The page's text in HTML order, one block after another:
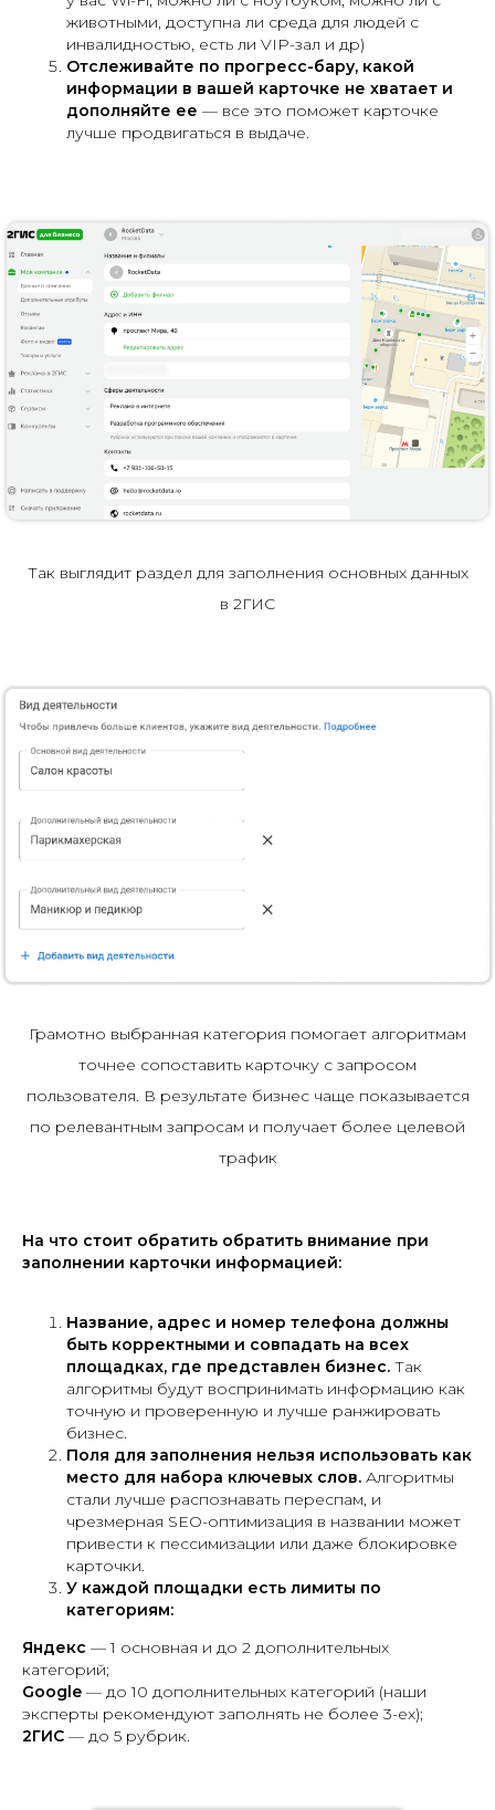
животными, доступна ли среда для людей с
инвалидностью, есть ли VIP-зал и др)
Отслеживайте по прогресс-бару, какой
информации в вашей карточке не хватает и
дополняйте ее — все это поможет карточке
лучше продвигаться в выдаче.
Так выглядит раздел для заполнения основных данных
в 2ГИС
Грамотно выбранная категория помогает алгоритмам
точнее сопоставить карточку с запросом
пользователя. В результате бизнес чаще показывается
по релевантным запросам и получает более целевой
трафик
На что стоит обратить обратить внимание при
заполнении карточки информацией:
Название, адрес и номер телефона должны
быть корректными и совпадать на всех
площадках, где представлен бизнес. Так
алгоритмы будут воспринимать информацию как
точную и проверенную и лучше ранжировать
бизнес.
Поля для заполнения нельзя использовать как
место для набора ключевых слов. Алгоритмы
стали лучше распознавать переспам, и
чрезмерная SEO-оптимизация в названии может
привести к пессимизации или даже блокировке
карточки.
У каждой площадки есть лимиты по
категориям:
Яндекс — 1 основная и до 2 дополнительных
категорий;
Google — до 10 дополнительных категорий (наши
эксперты рекомендуют заполнять не более 3-ех);
2ГИС — до 5 рубрик.